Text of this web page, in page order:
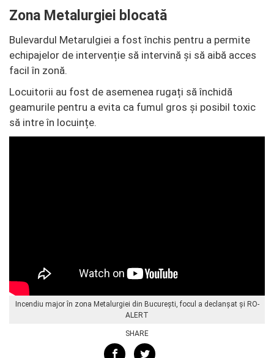
Zona Metalurgiei blocată
Bulevardul Metarulgiei a fost închis pentru a permite
echipajelor de intervenție să intervină și să aibă acces
facil în zonă.
Locuitorii au fost de asemenea rugați să închidă
geamurile pentru a evita ca fumul gros și posibil toxic
să intre în locuințe.
Incendiu major în zona Metalurgiei din București, focul a declanșat și RO-
ALERT
SHARE